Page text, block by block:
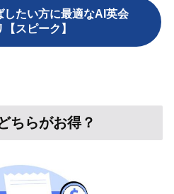
したい方に最適なAI英会
スピーク】
ちらがお得？